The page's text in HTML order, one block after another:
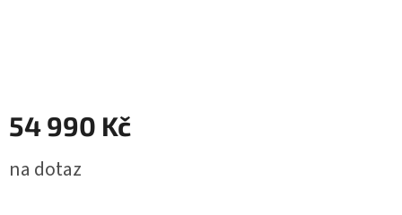
54 990 Kč
cena:
na dotaz